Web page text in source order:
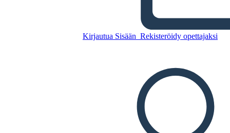
Kirjautua Sisään Rekisteröidy opettajaksi
Glory Be: Diagrama de la
Trama
Kopioi tämä kuvakäsikirjoitus
LUO KUVAKÄSIKIRJOITUS
TOISTA DIAESITYS
LUE MINULLE